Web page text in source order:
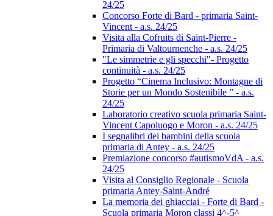
24/25
Concorso Forte di Bard - primaria Saint-
Vincent - a.s. 24/25
Visita alla Cofruits di Saint-Pierre -
Primaria di Valtournenche - a.s. 24/25
"Le simmetrie e gli specchi"- Progetto
continuità - a.s. 24/25
Progetto “Cinema Inclusivo: Montagne di
Storie per un Mondo Sostenibile ” - a.s.
24/25
Laboratorio creativo scuola primaria Saint-
Vincent Capoluogo e Moron - a.s. 24/25
I segnalibri dei bambini della scuola
primaria di Antey - a.s. 24/25
Premiazione concorso #autismoVdA - a.s.
24/25
Visita al Consiglio Regionale - Scuola
primaria Antey-Saint-André
La memoria dei ghiacciai - Forte di Bard -
Scuola primaria Moron classi 4^-5^